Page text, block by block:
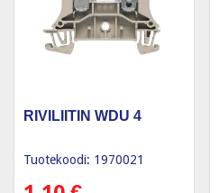
RIVILIITIN WDU 4
Tuotekoodi: 1970021